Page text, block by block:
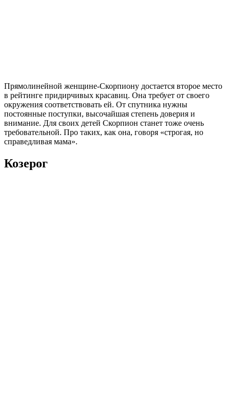
Прямолинейной женщине-Скорпиону достается второе место
в рейтинге придирчивых красавиц. Она требует от своего
окружения соответствовать ей. От спутника нужны
постоянные поступки, высочайшая степень доверия и
внимание. Для своих детей Скорпион станет тоже очень
требовательной. Про таких, как она, говоря «строгая, но
справедливая мама».
Козерог